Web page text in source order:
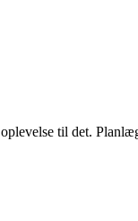
til det.